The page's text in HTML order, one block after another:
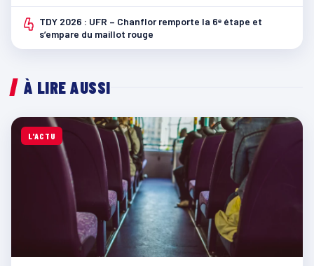
4 TDY 2026 : UFR – Chanflor remporte la 6ᵉ étape et
s’empare du maillot rouge
À LIRE AUSSI
L'ACTU